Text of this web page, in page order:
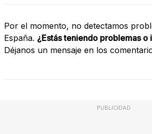
Por el momento, no detectamos
España. ¿Estás teniendo problemas o
Déjanos un mensaje en los
PUBLICIDAD